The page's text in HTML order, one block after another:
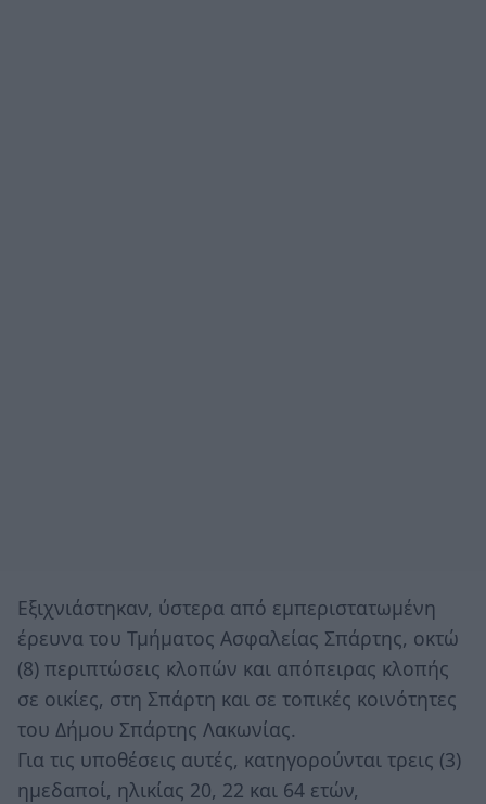
Εξιχνιάστηκαν, ύστερα από εμπεριστατωμένη
έρευνα του Τμήματος Ασφαλείας Σπάρτης, οκτώ
(8) περιπτώσεις κλοπών και απόπειρας κλοπής
σε οικίες, στη Σπάρτη και σε τοπικές κοινότητες
του Δήμου Σπάρτης Λακωνίας.
Για τις υποθέσεις αυτές, κατηγορούνται τρεις (3)
ημεδαποί, ηλικίας 20, 22 και 64 ετών,